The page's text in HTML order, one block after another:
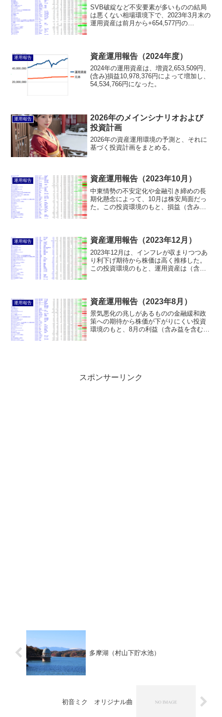
SVB破綻など不安要素が多いものの結局
は悪くない相場環境下で、2023年3月末の
運用資産は前月から+654,577円の
運用報告 資産運用報告（2024年度）
2024年の運用資産は、増資2,653,509円、
(含み)損益10,978,376円によって増加し、
54,534,766円になった。
運用報告
2026年のメインシナリオおよび
投資計画
2026年の資産運用環境の予測と、それに
基づく投資計画をまとめる。
運用報告 資産運用報告（2023年10月）
中東情勢の不安定化や金融引き締めの長
期化懸念によって、10月は株安局面だっ
た。この投資環境のもと、損益（含み損
運用報告 資産運用報告（2023年12月）
2023年12月は、インフレが収まりつつあ
り利下げ期待から株価は高く推移した。
この投資環境のもと、運用資産は（含
運用報告 資産運用報告（2023年8月）
景気悪化の兆しがあるものの金融緩和政
策への期待から株価が下がりにくい投資
環境のもと、8月の利益（含み益を含む）
スポンサーリンク
多摩湖（村山下貯水池）
初音ミク オリジナル曲